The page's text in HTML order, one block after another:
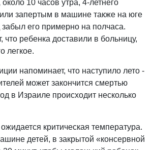
около 10 часов утра, 4-летнего
запертым в машине также на юге
его примерно на полчаса.
что ребенка доставили в больницу,
легкое.
напоминает, что наступило лето -
может закончится смертью
в Израиле происходит несколько
критическая температура.
детей, в закрытой «консервной